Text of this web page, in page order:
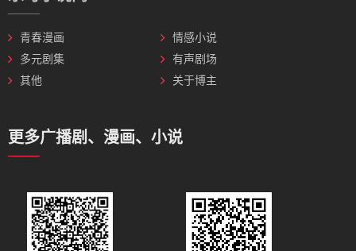
青春漫画
情感小说
多元剧集
有声剧场
其他
关于博主
更多广播剧、漫画、小说